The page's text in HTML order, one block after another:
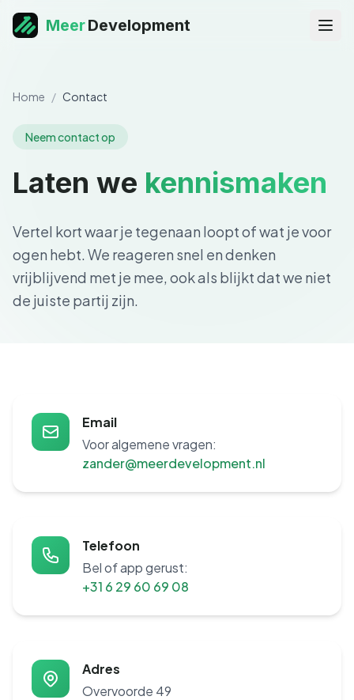
MeerDevelopment
Home / Contact
Neem contact op
Laten we kennismaken
Vertel kort waar je tegenaan loopt of wat je voor
ogen hebt. We reageren snel en denken
vrijblijvend met je mee, ook als blijkt dat we niet
de juiste partij zijn.
Email
Voor algemene vragen:
zander@meerdevelopment.nl
Telefoon
Bel of app gerust:
+31 6 29 60 69 08
Adres
Overvoorde 49